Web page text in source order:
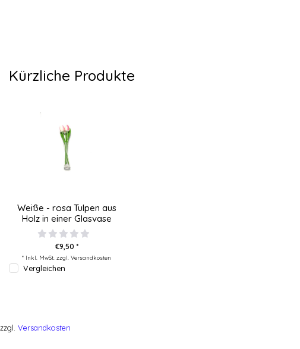
Kürzliche Produkte
Weiße - rosa Tulpen aus
Holz in einer Glasvase
€9,50 *
* Inkl. MwSt. zzgl. Versandkosten
Vergleichen
zzgl. Versandkosten